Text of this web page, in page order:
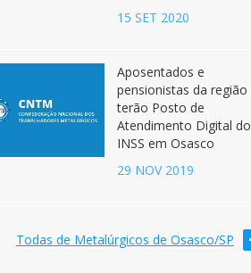
15 SET 2020
Aposentados e
pensionistas da região
terão Posto de
Atendimento Digital do
INSS em Osasco
29 NOV 2019
Todas de Metalúrgicos de Osasco/SP